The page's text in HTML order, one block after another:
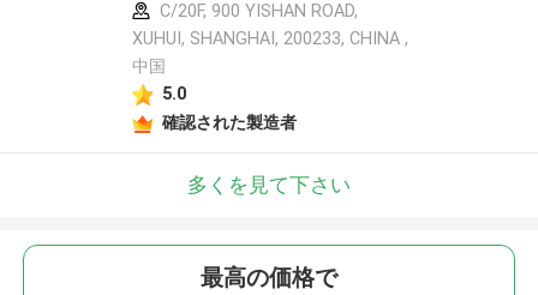
C/20F, 900 YISHAN ROAD,
XUHUI, SHANGHAI, 200233, CHINA ,
中国
5.0
確認された製造者
多くを見て下さい
最高の価格で